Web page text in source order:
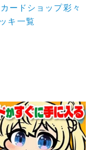
ードショップ彩々
キ一覧